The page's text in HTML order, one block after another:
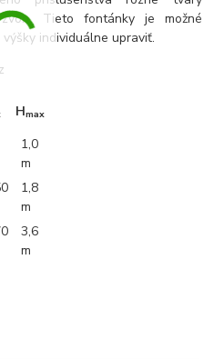
Tieto fontánky je možné
individuálne upraviť.
Hmax
1,0
m
1,8
m
3,6
m